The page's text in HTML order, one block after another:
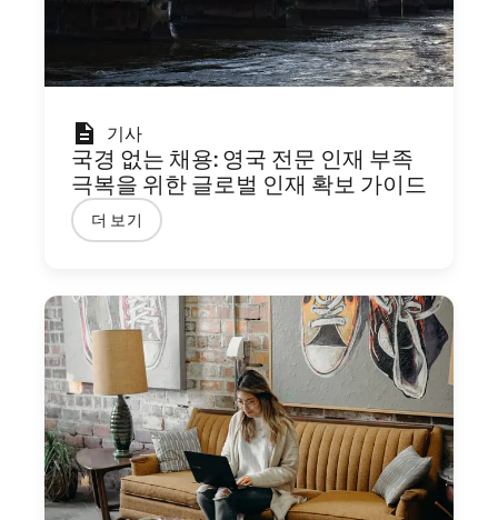
기사
국경 없는 채용: 영국 전문 인재 부족
극복을 위한 글로벌 인재 확보 가이드
더 보기